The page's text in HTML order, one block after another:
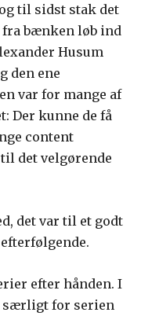
til sidst stak det
fra bænken løb ind
Husum
den ene
var for mange af
Der kunne de få
content
det velgørende
det var til et godt
efter hånden. I
særligt for serien